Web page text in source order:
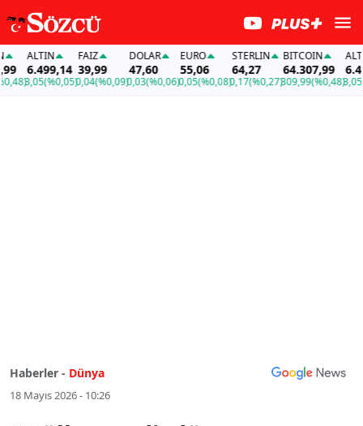
ALTIN
6.499,14
3,05(%0,05)
FAİZ
39,99
0,04(%0,09)
DOLAR
47,60
0,03(%0,06)
EURO
55,06
0,05(%0,08)
STERLIN
64,27
0,17(%0,27)
BITCOIN
64.307,99
309,99(%0,48)
ALTIN
3,05
Haberler - Dünya
18 Mayıs 2026 - 10:26